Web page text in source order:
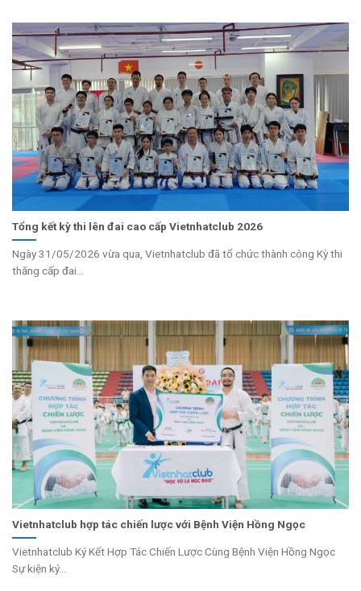
Tổng kết kỳ thi lên đai cao cấp Vietnhatclub 2026
Ngày 31/05/2026 vừa qua, Vietnhatclub đã tổ chức thành công Kỳ thi
thăng cấp đai...
Vietnhatclub hợp tác chiến lược với Bệnh Viện Hồng Ngọc
Vietnhatclub Ký Kết Hợp Tác Chiến Lược Cùng Bệnh Viện Hồng Ngọc
Sự kiện ký...